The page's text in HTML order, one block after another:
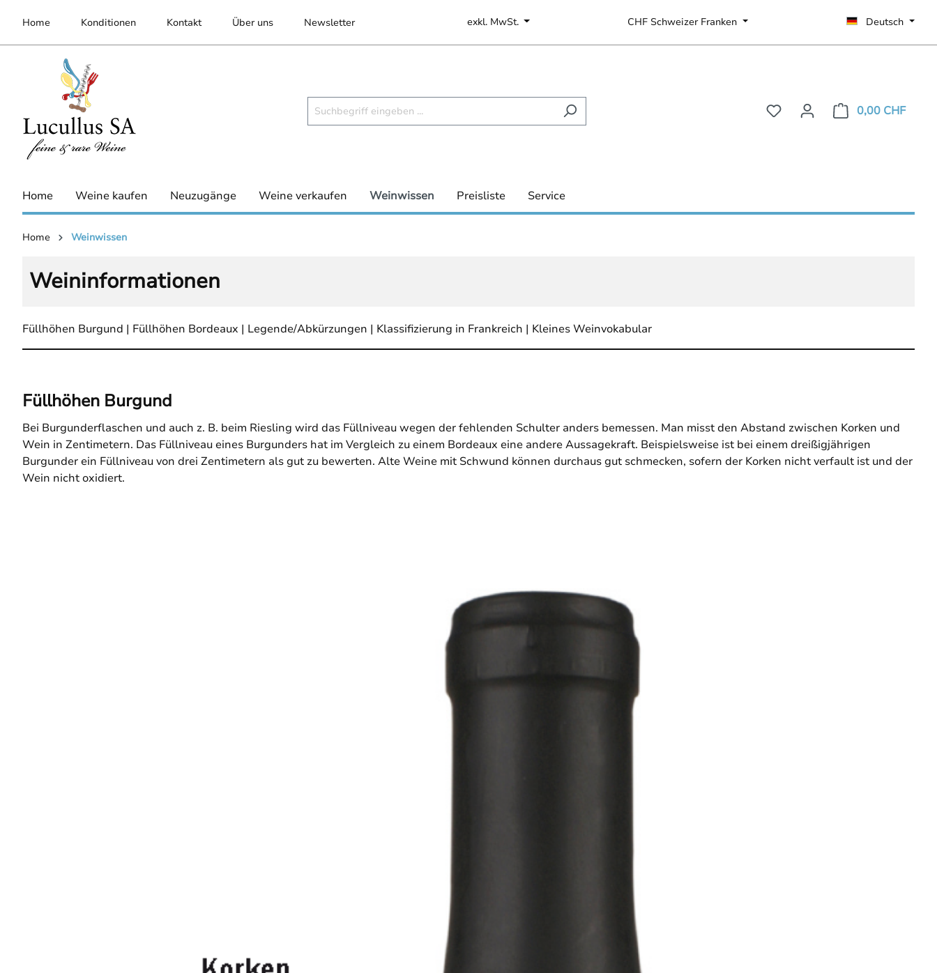
springen
Home Konditionen Kontakt Über uns Newsletter exkl. MwSt. CHF Schweizer Franken Deutsch
0,00 CHF
Home Weine kaufen Neuzugänge Weine verkaufen Weinwissen Preisliste Service
Home Weinwissen
Weininformationen
Füllhöhen Burgund | Füllhöhen Bordeaux | Legende/Abkürzungen | Klassifizierung in Frankreich | Kleines Weinvokabular
Füllhöhen Burgund
Bei Burgunderflaschen und auch z. B. beim Riesling wird das Füllniveau wegen der fehlenden Schulter anders bemessen. Man misst den Abstand zwischen Korken und
Wein in Zentimetern. Das Füllniveau eines Burgunders hat im Vergleich zu einem Bordeaux eine andere Aussagekraft. Beispielsweise ist bei einem dreißigjährigen
Burgunder ein Füllniveau von drei Zentimetern als gut zu bewerten. Alte Weine mit Schwund können durchaus gut schmecken, sofern der Korken nicht verfault ist und der
Wein nicht oxidiert.